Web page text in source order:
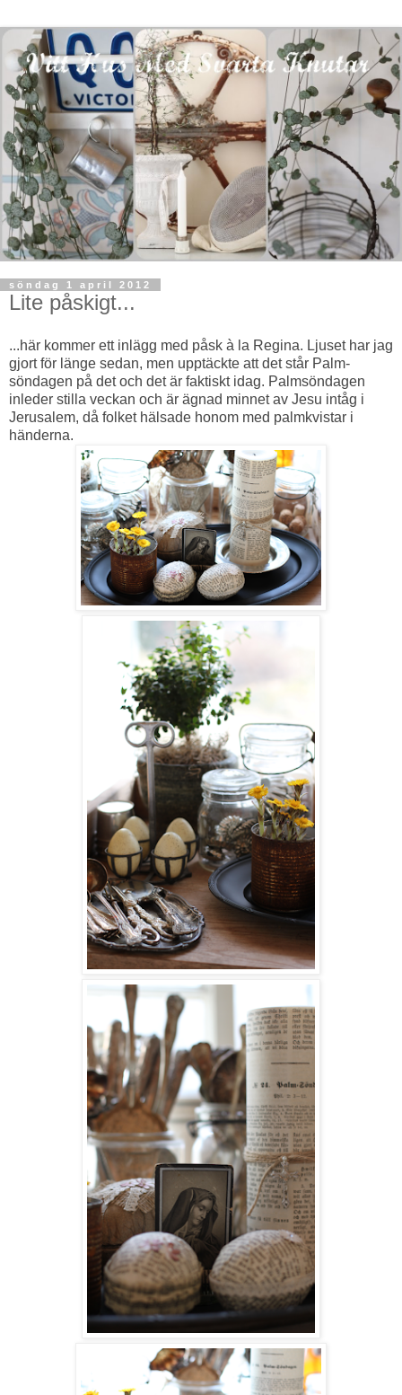
söndag 1 april 2012
Lite påskigt...
...här kommer ett inlägg med påsk à la Regina. Ljuset har jag
gjort för länge sedan, men upptäckte attdet står Palm-
söndagen på det och det är faktiskt idag. Palmsöndagen
inleder stilla veckan och är ägnad minnet av Jesu intåg i
Jerusalem, då folket hälsade honom med palmkvistar i
händerna.